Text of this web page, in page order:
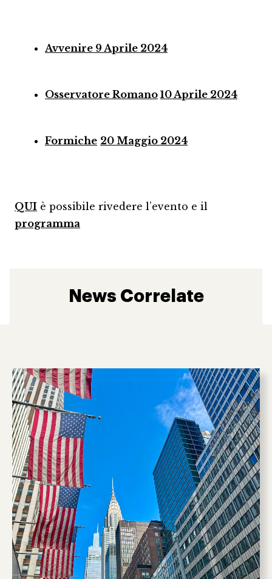
Avvenire 9 Aprile 2024
Osservatore Romano 10 Aprile 2024
Formiche 20 Maggio 2024
QUI è possibile rivedere l’evento e il
programma
News Correlate